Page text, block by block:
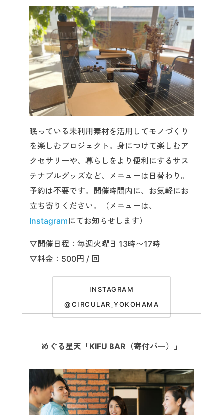
眠っている未利用素材を活用してモノづくり
を楽しむプロジェクト。身につけて楽しむア
クセサリーや、暮らしをより便利にするサス
テナブルグッズなど、メニューは日替わり。
予約は不要です。開催時間内に、お気軽にお
立ち寄りください。（メニューは、
Instagramにてお知らせします）
▽開催日程：毎週火曜日 13時〜17時
▽料金：500円 / 回
INSTAGRAM
@CIRCULAR_YOKOHAMA
めぐる星天「KIFU BAR（寄付バー）」